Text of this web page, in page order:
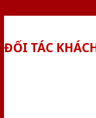
ĐỐI TÁC